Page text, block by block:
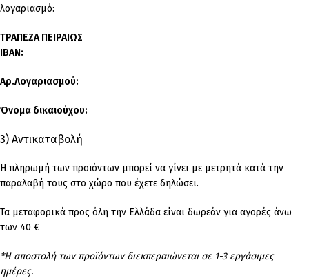
λογαριασμό:
ΤΡΑΠΕΖΑ ΠΕΙΡΑΙΩΣ
IBAN:
Αρ.Λογαριασμού:
Όνομα δικαιούχου:
3) Αντικαταβολή
Η πληρωμή των προϊόντων μπορεί να γίνει με μετρητά κατά την
παραλαβή τους στο χώρο που έχετε δηλώσει.
Τα μεταφορικά προς όλη την Ελλάδα είναι δωρεάν για αγορές άνω
των 40 €
*Η αποστολή των προϊόντων διεκπεραιώνεται σε 1-3 εργάσιμες
ημέρες.